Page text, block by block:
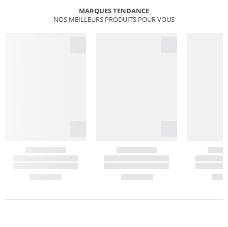
MARQUES TENDANCE
NOS MEILLEURS PRODUITS POUR VOUS